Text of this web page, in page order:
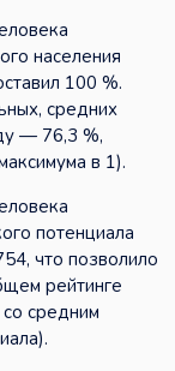
населения
100 %.
средних
— 76,3 %,
в 1).
потенциала
что позволило
рейтинге
средним